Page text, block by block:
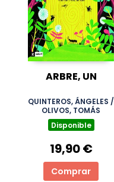
ARBRE, UN
QUINTEROS, ÁNGELES /
OLIVOS, TOMÁS
Disponible
19,90 €
Comprar